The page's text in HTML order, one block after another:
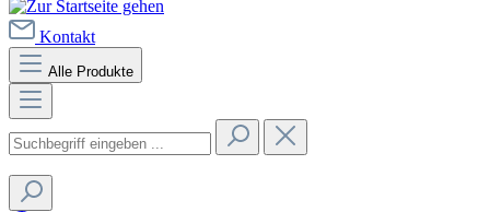
Kontakt
Alle Produkte